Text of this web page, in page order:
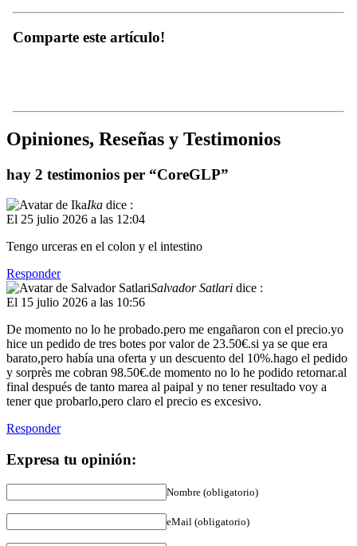
Comparte este artículo!
Opiniones, Reseñas y Testimonios
hay 2 testimonios per “CoreGLP”
Ika dice :
El 25 julio 2026 a las 12:04
Tengo urceras en el colon y el intestino
Responder
Salvador Satlari dice :
El 15 julio 2026 a las 10:56
De momento no lo he probado.pero me engañaron con el precio.yo
hice un pedido de tres botes por valor de 23.50€.si ya se que era
barato,pero había una oferta y un descuento del 10%.hago el pedido
y sorprès me cobran 98.50€.de momento no lo he podido retornar.al
final después de tanto marea al paipal y no tener resultado voy a
tener que probarlo,pero claro el precio es excesivo.
Responder
Expresa tu opinión:
Nombre (obligatorio)
eMail (obligatorio)